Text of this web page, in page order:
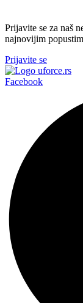
Prijavite se za naš
najnovijim
Prijavite se
Facebook